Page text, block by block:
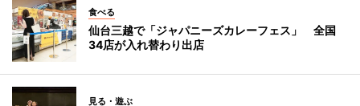
食べる
仙台三越で「ジャパニーズカレーフェス」 全国
34店が入れ替わり出店
見る・遊ぶ